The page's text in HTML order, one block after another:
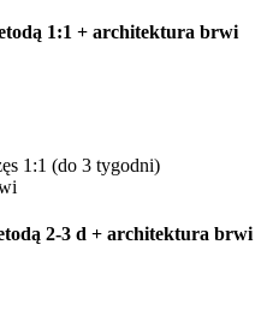
1:1 + architektura brwi
1:1 (do 3 tygodni)
2-3 d + architektura brwi